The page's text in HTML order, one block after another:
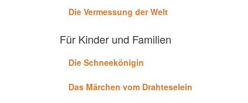
Die Vermessung der Welt
Für Kinder und Familien
Die Schneekönigin
Das Märchen vom Drahteselein